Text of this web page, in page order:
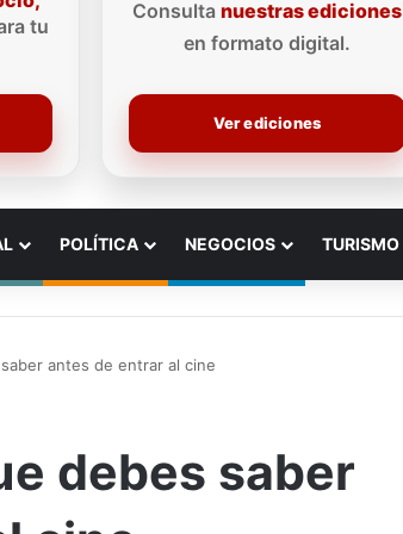
tu
Consulta nuestras ediciones
en formato digital.
Ver ediciones
POLÍTICA NEGOCIOS TURISMO
antes de entrar al cine
debes saber